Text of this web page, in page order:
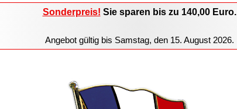
Sonderpreis! Sie sparen bis zu 140,00Euro.
Angebot gültig bis Samstag, den 15. August 2026.